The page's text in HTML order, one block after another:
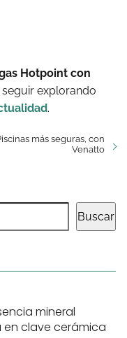
Hotpoint con
seguir explorando
.
más seguras, con
Venatto
Buscar
mineral
clave cerámica